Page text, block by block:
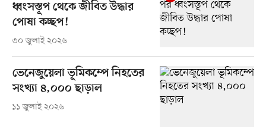
ধ্বংসস্তূপ থেকে জীবিত উদ্ধার
পোষা কচ্ছপ!
৩০ জুলাই ২০২৬
ভেনেজুয়েলা ভূমিকম্পে নিহতের
সংখ্যা ৪,০০০ ছাড়াল
১১ জুলাই ২০২৬